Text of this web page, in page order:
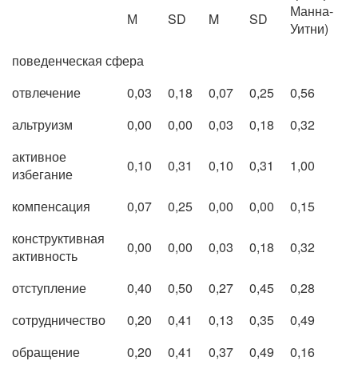
Манна-
Уитни)
М SD M SD
поведенческая сфера
отвлечение
0,03 0,18 0,07 0,25
0,56
альтруизм
0,00 0,00 0,03 0,18
0,32
активное
избегание
0,10 0,31 0,10 0,31 1,00
компенсация 0,07 0,25 0,00 0,00
0,15
конструктивная
активность
0,00 0,00 0,03 0,18 0,32
отступление 0,40 0,50 0,27 0,45
0,28
сотрудничество
0,20 0,41 0,13 0,35
0,49
обращение
0,20 0,41 0,37 0,49
0,16